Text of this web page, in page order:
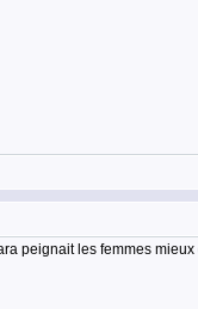
peignait les femmes